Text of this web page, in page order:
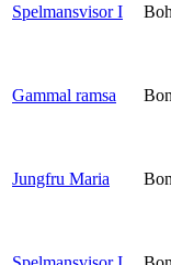
Spelmansvisor I
Gammal ramsa
Jungfru Maria